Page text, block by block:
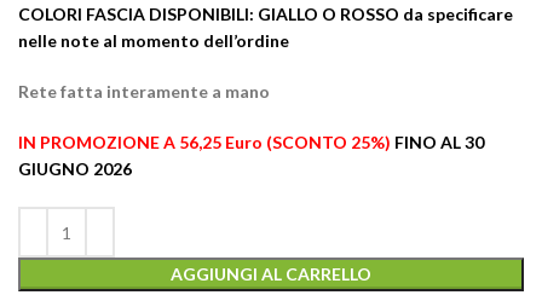
COLORI FASCIA DISPONIBILI: GIALLO O ROSSO da specificare
nelle note al momento dell’ordine
Rete fatta interamente a mano
IN PROMOZIONE A 56,25 Euro (SCONTO 25%) FINO AL 30
GIUGNO 2026
AGGIUNGI AL CARRELLO